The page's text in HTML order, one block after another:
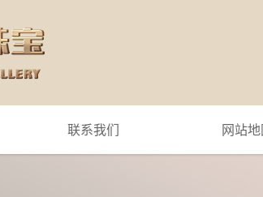
联系我们 网站